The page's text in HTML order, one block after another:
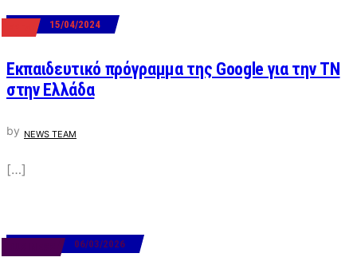
15/04/2024
Εκπαιδευτικό πρόγραμμα της Google για την ΤΝ
στην Ελλάδα
by NEWS TEAM
[…]
06/03/2026